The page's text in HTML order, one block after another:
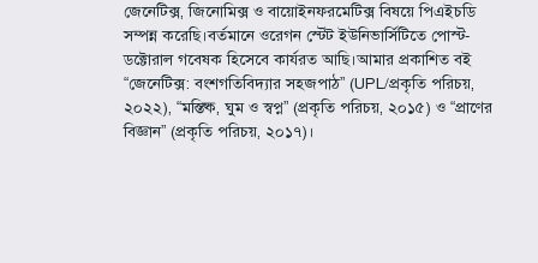
জেনেটিক্স, জিনোমিক্স ও বায়োইনফরমেটিক্স বিষয়ে পিএইচডি
সম্পন্ন করেছি।বর্তমানে ওরেগন স্টেট ইউনিভার্সিটিতে পোস্ট-
ডক্টোরাল গবেষক হিসেবে কার্যরত আছি।আমার প্রকাশিত বই
“জেনেটিক্স: বংশগতিবিদ্যার সহজপাঠ” (UPL/প্রকৃতি পরিচয়,
২০২২), “মস্তিষ্ক, ঘুম ও স্বপ্ন” (প্রকৃতি পরিচয়, ২০১৫) ও “প্রাণের
বিজ্ঞান” (প্রকৃতি পরিচয়, ২০১৭)।